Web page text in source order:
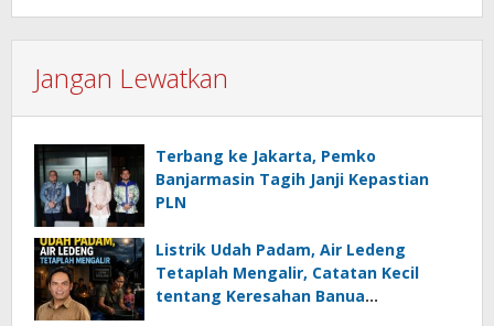
Jangan Lewatkan
Terbang ke Jakarta, Pemko
Banjarmasin Tagih Janji Kepastian
PLN
Listrik Udah Padam, Air Ledeng
Tetaplah Mengalir, Catatan Kecil
tentang Keresahan Banua